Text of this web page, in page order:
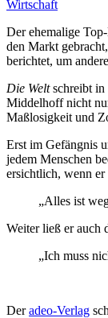
Wirtschaft
Der ehemalige
den Markt
berichtet, um
Die Weltschreibt in
Middelhoff nicht
Maßlosigkeit und
Erst im Gefängnis
jedem Menschen
ersichtlich, wenn
„Alles ist
Weiter ließ er auch
„Ich muss
Deradeo-Verlag